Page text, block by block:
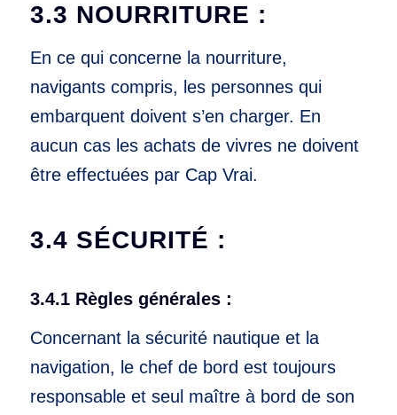
3.3 NOURRITURE :
En ce qui concerne la nourriture,
navigants compris, les personnes qui
embarquent doivent s’en charger. En
aucun cas les achats de vivres ne doivent
être effectuées par Cap Vrai.
3.4 SÉCURITÉ :
3.4.1 Règles générales :
Concernant la sécurité nautique et la
navigation, le chef de bord est toujours
responsable et seul maître à bord de son